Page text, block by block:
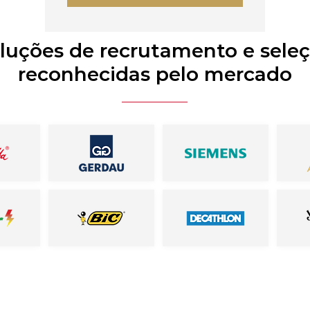
de recrutamento e
reconhecidas pelo mercado